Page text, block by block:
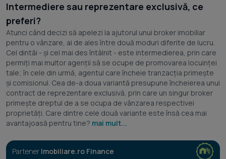
Partener Imobiliare.ro Finance
Intermediere sau reprezentare exclusivă, ce
preferi?
Atunci când decizi să apelezi la ajutorul unui broker imobiliar
pentru o vânzare, ai de ales între două moduri diferite de lucru.
Cel dintâi - și cel mai des întâlnit - este intermedierea, prin care
permiți mai multor agenții să se ocupe de promovarea locuinței
tale; în cele din urmă, agentul care încheie tranzacția primește
și comisionul. Cea de-a doua variantă presupune încheierea unui
contract de reprezentare exclusivă, prin care un singur broker
primește dreptul de a se ocupa de vânzarea respectivei
proprietăți. Care dintre cele două variante este însă cea mai
avantajoasă pentru tine? mai mult...